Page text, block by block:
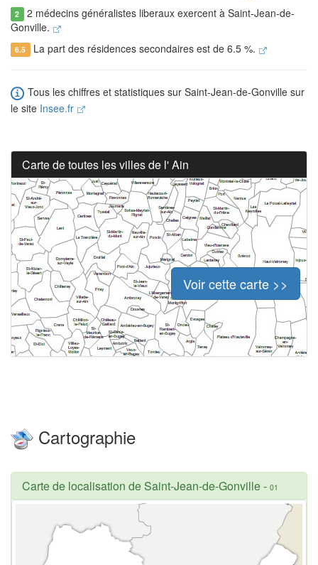
2 2 médecins généralistes liberaux exercent à Saint-Jean-de-
Gonville.
6.5 La part des résidences secondaires est de 6.5 %.
Tous les chiffres et statistiques sur Saint-Jean-de-Gonville sur
le site Insee.fr
Carte de toutes les villes de l' Ain
Voir cette carte >>
Cartographie
Carte de localisation de Saint-Jean-de-Gonville- 01